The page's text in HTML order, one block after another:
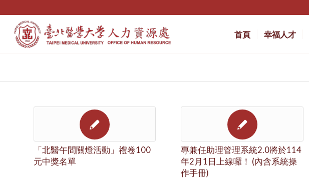
首頁 幸福人才
「北醫午間關燈活動」禮卷100
元中獎名單
專兼任助理管理系統2.0將於114
年2月1日上線囉！ (內含系統操
作手冊)